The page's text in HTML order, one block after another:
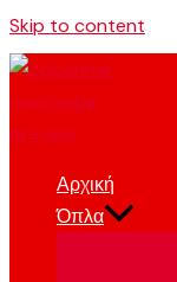
Skip to content
Αρχική
Όπλα